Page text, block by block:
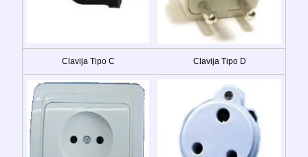
Clavija Tipo C Clavija Tipo D